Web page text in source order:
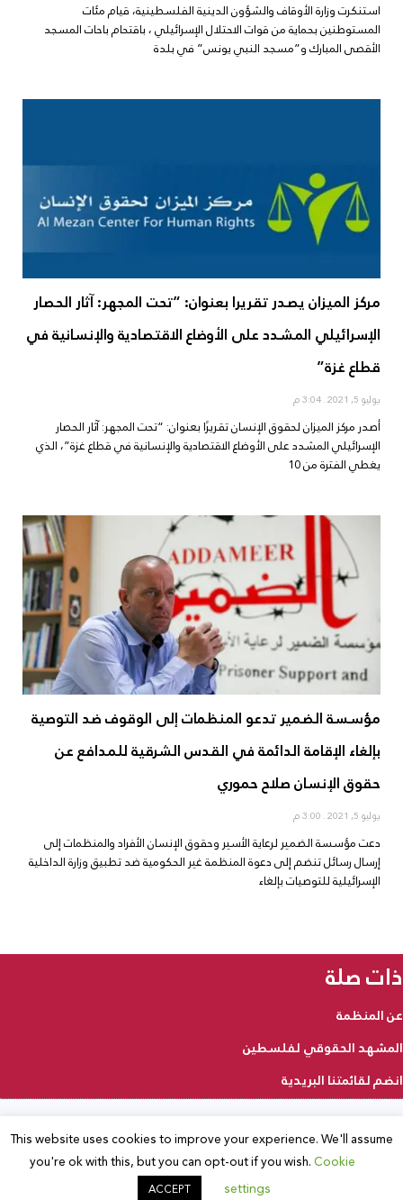
استنكرت وزارة الأوقاف والشؤون الدينية الفلسطينية، قيام مئات
المستوطنين بحماية من قوات الاحتلال الإسرائيلي ، باقتحام باحات المسجد
الأقصى المبارك و”مسجد النبي يونس” في بلدة
مركز الميزان يصدر تقريرا بعنوان: “تحت المجهر: آثار الحصار
الإسرائيلي المشدد على الأوضاع الاقتصادية والإنسانية في
قطاع غزة”
يوليو 5, 2021
أصدر مركز الميزان لحقوق الإنسان تقريرًا بعنوان: “تحت المجهر: آثار الحصار
الإسرائيلي المشدد على الأوضاع الاقتصادية والإنسانية في قطاع غزة”، الذي
يغطي الفترة من 10
مؤسسة الضمير تدعو المنظمات إلى الوقوف ضد التوصية
بإلغاء الإقامة الدائمة في القدس الشرقية للمدافع عن
حقوق الإنسان صلاح حموري
يوليو 5, 2021
دعت مؤسسة الضمير لرعاية الأسير وحقوق الإنسان الأفراد والمنظمات إلى
إرسال رسائل تنضم إلى دعوة المنظمة غير الحكومية ضد تطبيق وزارة الداخلية
الإسرائيلية للتوصيات بإلغاء
ذات صلة
عن المنظمة
المشهد الحقوقي لفلسطين
انضم لقائمتنا البريدية
2025 © جميع الحقوق محفوظة
This website uses cookies to improve your experience. We'll assume
you're ok with this, but you can opt-out if you wish.Cookie
settings
ACCEPT